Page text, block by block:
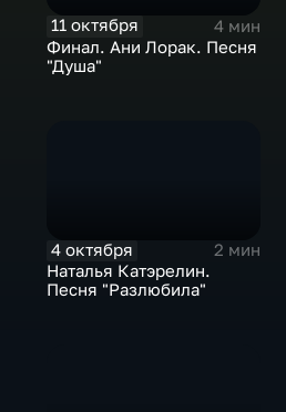
11 октября
4 мин
Финал. Ани Лорак. Песня
"Душа"
4 октября
2 мин
Наталья Катэрелин.
Песня "Разлюбила"